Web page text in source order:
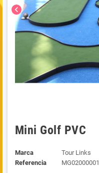
chevron_left
Mini Golf PVC
Marca
Tour Links
Referencia
MG02000001